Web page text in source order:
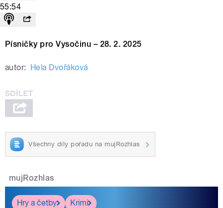
55:54
Písničky pro Vysočinu – 28. 2. 2025
autor: Hela Dvořáková
Všechny díly pořadu na mujRozhlas
mujRozhlas
Hry a četby
Krimi